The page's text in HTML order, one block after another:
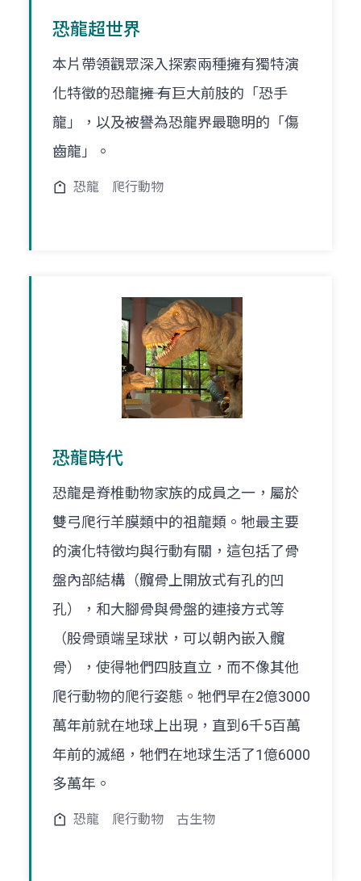
恐龍超世界
本片帶領觀眾深入探索兩種擁有獨特演
化特徵的恐龍――擁 有巨大前肢的「恐手
龍」，以及被譽為恐龍界最聰明的「傷
齒龍」。
恐龍 爬行動物
恐龍時代
恐龍是脊椎動物家族的成員之一，屬於
雙弓爬行羊膜類中的祖龍類。牠最主要
的演化特徵均與行動有關，這包括了骨
盤內部結構（髖骨上開放式有孔的凹
孔），和大腳骨與骨盤的連接方式等
（股骨頭端呈球狀，可以朝內嵌入髖
骨），使得牠們四肢直立，而不像其他
爬行動物的爬行姿態。牠們早在2億3000
萬年前就在地球上出現，直到6千5百萬
年前的滅絕，牠們在地球生活了1億6000
多萬年。
恐龍 爬行動物 古生物